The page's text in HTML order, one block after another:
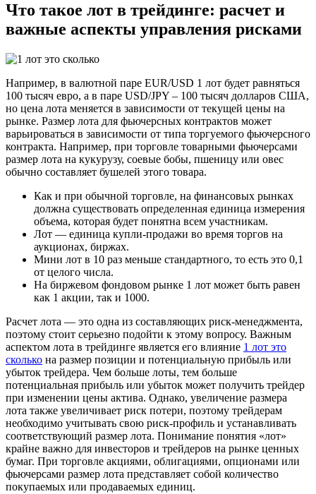
Что такое лот в трейдинге: расчет и
важные аспекты управления рисками
Например, в валютной паре EUR/USD 1 лот будет равняться
100 тысяч евро, а в паре USD/JPY – 100 тысяч долларов США,
но цена лота меняется в зависимости от текущей цены на
рынке. Размер лота для фьючерсных контрактов может
варьироваться в зависимости от типа торгуемого фьючерсного
контракта. Например, при торговле товарными фьючерсами
размер лота на кукурузу, соевые бобы, пшеницу или овес
обычно составляет бушелей этого товара.
Как и при обычной торговле, на финансовых рынках
должна существовать определенная единица измерения
объема, которая будет понятна всем участникам.
Лот — единица купли-продажи во время торгов на
аукционах, биржах.
Мини лот в 10 раз меньше стандартного, то есть это 0,1
от целого числа.
На биржевом фондовом рынке 1 лот может быть равен
как 1 акции, так и 1000.
Расчет лота — это одна из составляющих риск-менеджмента,
поэтому стоит серьезно подойти к этому вопросу. Важным
аспектом лота в трейдинге является его влияние 1 лот это
сколько на размер позиции и потенциальную прибыль или
убыток трейдера. Чем больше лоты, тем больше
потенциальная прибыль или убыток может получить трейдер
при изменении цены актива. Однако, увеличение размера
лота также увеличивает риск потери, поэтому трейдерам
необходимо учитывать свою риск-профиль и устанавливать
соответствующий размер лота. Понимание понятия «лот»
крайне важно для инвесторов и трейдеров на рынке ценных
бумаг. При торговле акциями, облигациями, опционами или
фьючерсами размер лота представляет собой количество
покупаемых или продаваемых единиц.